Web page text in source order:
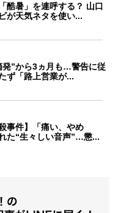
酷暑」を連呼する？ 山口
が天気ネタを使い...
発”から3ヵ月も…警告に従
ず「路上営業が...
事件】「痛い、やめ
た“生々しい音声”…懲...